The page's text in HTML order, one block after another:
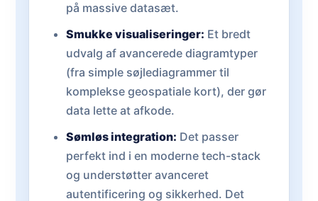
på massive datasæt.
Smukke visualiseringer: Et bredt
udvalg af avancerede diagramtyper
(fra simple søjlediagrammer til
komplekse geospatiale kort), der gør
data lette at afkode.
Sømløs integration: Det passer
perfekt ind i en moderne tech-stack
og understøtter avanceret
autentificering og sikkerhed. Det